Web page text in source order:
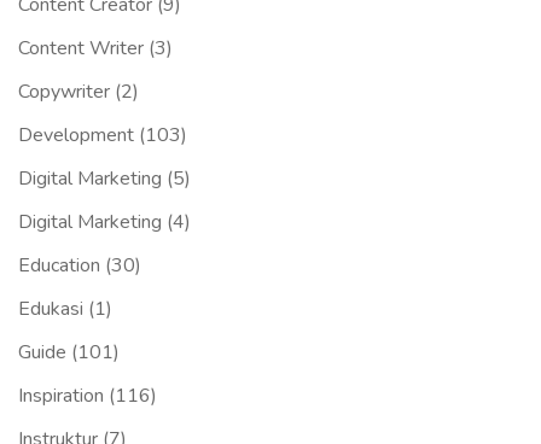
Content Writer (3)
Copywriter (2)
Development (103)
Digital Marketing (5)
Digital Marketing (4)
Education (30)
Edukasi (1)
Guide (101)
Inspiration (116)